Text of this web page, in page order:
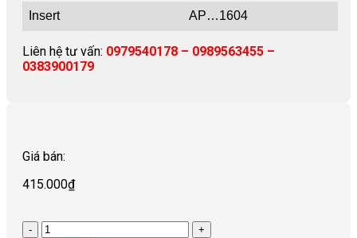
Insert AP…1604
Liên hệ tư vấn: 0979540178 – 0989563455 –
0383900179
Giá bán:
415.000₫
Quantity